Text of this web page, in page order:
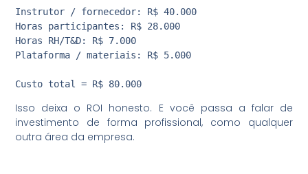
Instrutor / fornecedor: R$ 40.000
Horas participantes: R$ 28.000
Horas RH/T&D: R$ 7.000
Plataforma / materiais: R$ 5.000
Isso deixa o ROI honesto. E você passa a falar de
investimento de forma profissional, como qualquer
outra área da empresa.